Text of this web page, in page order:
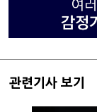
관련기사 보기